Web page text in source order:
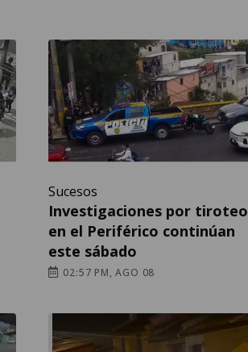
Sucesos
Investigaciones por tiroteo
en el Periférico continúan
este sábado
02:57 PM, AGO 08